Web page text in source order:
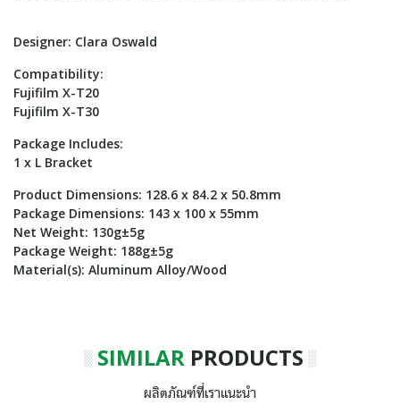
Designer: Clara Oswald
Compatibility:
Fujifilm X-T20
Fujifilm X-T30
Package Includes:
1 x L Bracket
Product Dimensions: 128.6 x 84.2 x 50.8mm
Package Dimensions: 143 x 100 x 55mm
Net Weight: 130g±5g
Package Weight: 188g±5g
Material(s): Aluminum Alloy/Wood
SIMILARPRODUCTS
ผลิตภัณฑ์ที่เราแนะนำ